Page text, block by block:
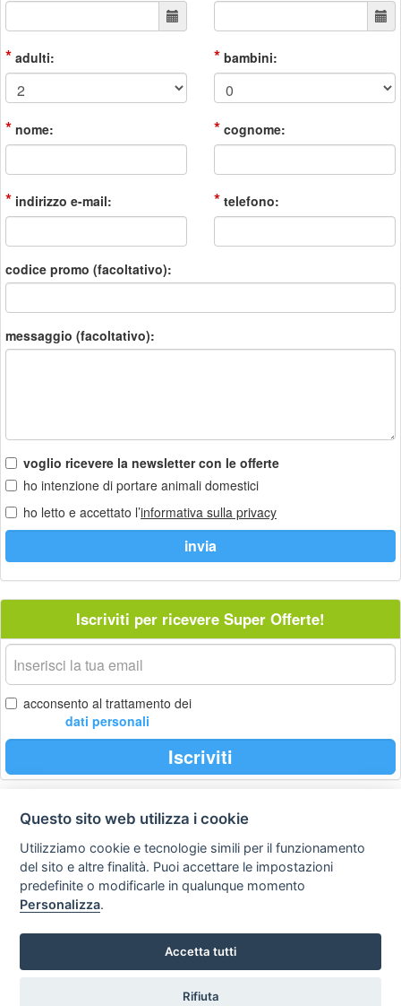
* adulti: * bambini:
* nome: * cognome:
* indirizzo e-mail: * telefono:
codice promo (facoltativo):
messaggio (facoltativo):
voglio ricevere la newsletter con le offerte
ho intenzione di portare animali domestici
ho letto e accettato l’informativa sulla privacy
Iscriviti per ricevere Super Offerte!
La
tua
email
acconsento al trattamento dei
dati personali
Iscriviti
Privacy
policy
Avviso
legale
Preferenze cookie
Copyright © 2008
SVILUPPO TURISMO ITALIA S.r.L. unipersonale
P.IVA: 01665350433 - R.E.A. FM-195884 Via A. Costa, 2
63822 Porto San Giorgio (FM)
Questo sito web utilizza i cookie
Utilizziamo cookie e tecnologie simili per il funzionamento
del sito e altre finalità. Puoi accettare le impostazioni
predefinite o modificarle in qualunque momento
Personalizza.
Accetta tutti
Rifiuta